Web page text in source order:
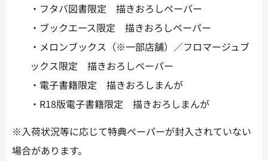
・フタバ図書限定 描きおろしペーパー
・ブックエース限定 描きおろしペーパー
・メロンブックス（※一部店舗）／フロマージュブ
ックス限定 描きおろしペーパー
・電子書籍限定 描きおろしまんが
・R18版電子書籍限定 描きおろしまんが
※入荷状況等に応じて特典ペーパーが封入されていない
場合があります。